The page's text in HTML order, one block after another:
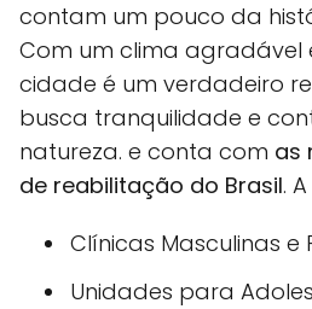
contam um pouco da
Com um clima agradável
cidade é um verdadeiro
busca tranquilidade e
natureza. e conta com as
de reabilitação do Brasil.
Clínicas Masculinas e
Unidades para